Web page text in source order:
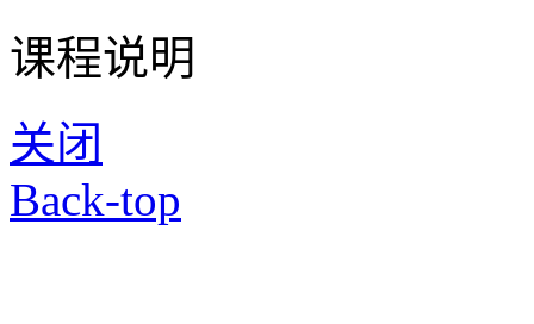
课程说明
关闭
Back-top